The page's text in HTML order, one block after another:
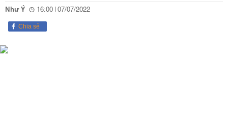
Như Ý 16:00 | 07/07/2022
Chia sẻ